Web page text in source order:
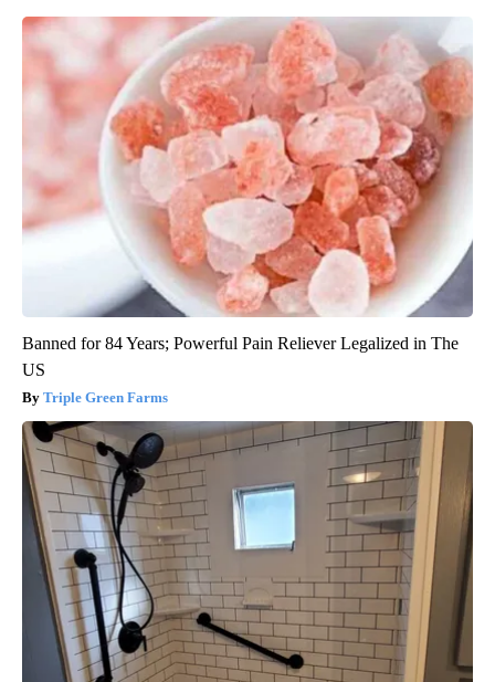
Banned for 84 Years; Powerful Pain Reliever Legalized in The
US
Triple Green Farms